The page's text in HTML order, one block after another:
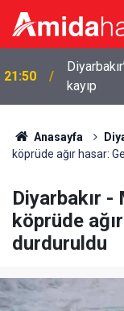
21:39 Mardin
Anasayfa
köprüde ağır hasar:
Diyarbakır -
köprüde
durduruldu